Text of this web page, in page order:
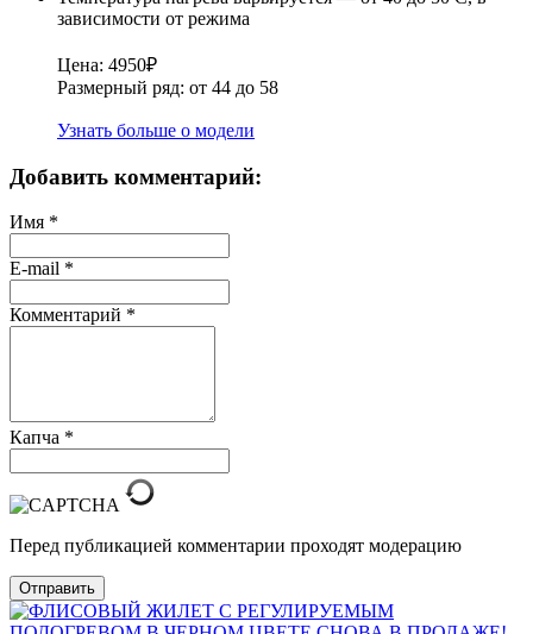
зависимости от режима
Цена: 4950₽
Размерный ряд: от 44 до 58
Узнать больше о модели
Добавить комментарий:
Имя *
E-mail *
Комментарий *
Капча *
Перед публикацией комментарии проходят модерацию
Отправить